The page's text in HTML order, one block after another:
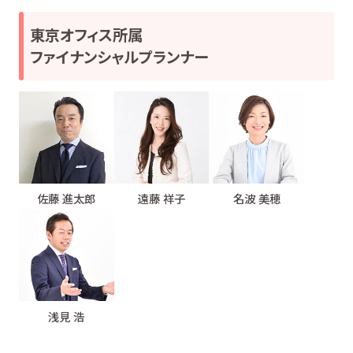
東京オフィス所属
ファイナンシャルプランナー
佐藤 進太郎 遠藤 祥子 名波 美穂
浅見 浩